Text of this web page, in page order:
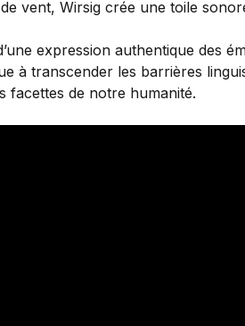
vent, Wirsig crée une toile
expression authentique des
à transcender les barrières
facettes de notre humanité.